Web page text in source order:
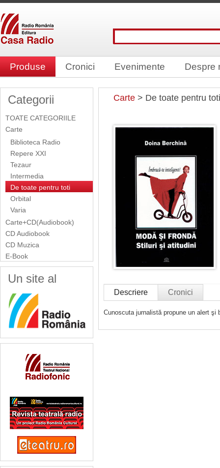
Produse Cronici Evenimente Despre
Categorii
TOATE CATEGORIILE
Carte
Biblioteca Radio
Repere XXI
Tezaur
Intermedia
De toate pentru toti
Orbital
Varia
Carte+CD(Audiobook)
CD Audiobook
CD Muzica
E-Book
Un site al
Carte > De toate pentru toti
Descriere Cronici
Cunoscuta jurnalistă propune un alert